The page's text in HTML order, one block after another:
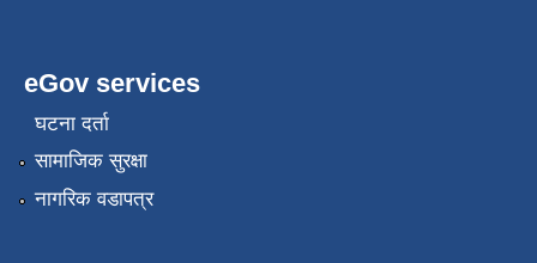
eGov services
घटना दर्ता
सामाजिक सुरक्षा
नागरिक वडापत्र